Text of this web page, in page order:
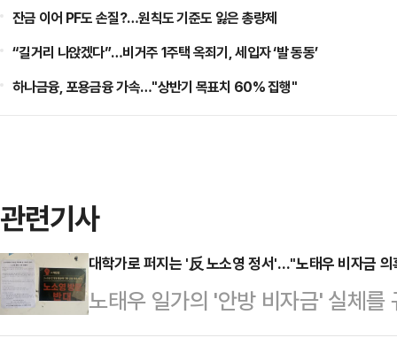
잔금 이어 PF도 손질?…원칙도 기준도 잃은 총량제
“길거리 나앉겠다”…비거주 1주택 옥죄기, 세입자 ‘발 동동’
하나금융, 포용금융 가속…"상반기 목표치 60% 집행"
관련기사
대학가로 퍼지는 '反 노소영 정서'…"노태우 비자금 의
노태우 일가의 '안방 비자금' 실체
가운데, 노소영 아트센터 나비 관장